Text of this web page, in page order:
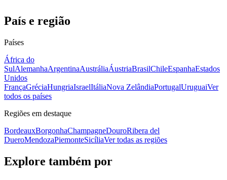
País e região
Países
África do
SulAlemanhaArgentinaAustráliaÁustriaBrasilChileEspanhaEstados
Unidos
FrançaGréciaHungriaIsraelItáliaNova ZelândiaPortugalUruguaiVer
todos os países
Regiões em destaque
BordeauxBorgonhaChampagneDouroRibera del
DueroMendozaPiemonteSicíliaVer todas as regiões
Explore também por